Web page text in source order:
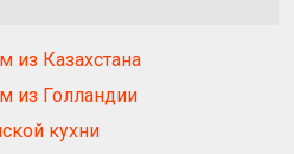
из Казахстана
из Голландии
кухни